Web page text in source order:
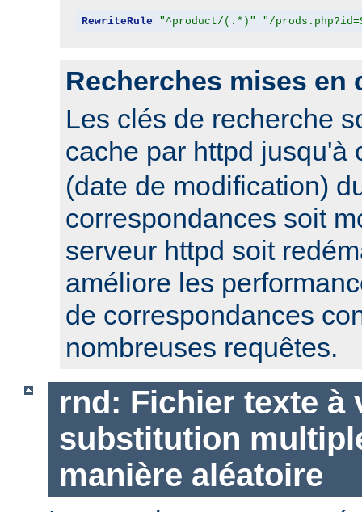
RewriteRule "^product/(.*)" "/
Recherches mises en
Les clés de recherche
cache par httpd jusqu'à
(date de modification)
correspondances soit
serveur httpd soit
améliore les
de correspondances
nombreuses requêtes.
rnd: Fichier texte à
substitution
manière aléatoire